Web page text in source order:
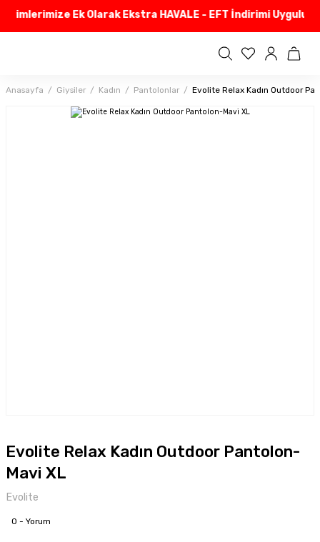
Ek Olarak Ekstra HAVALE - EFT İndirimi
Anasayfa Giysiler Kadın Pantolonlar Evolite Relax Kadın Outdoor
Evolite Relax Kadın Outdoor Pantolon-
Mavi XL
Evolite
0 - Yorum